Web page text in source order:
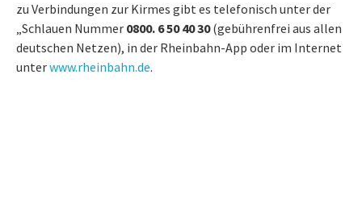
zu Verbindungen zur Kirmes gibt es telefonisch unter der
„Schlauen Nummer 0800. 6 50 40 30(gebührenfrei aus allen
deutschen Netzen), in der Rheinbahn-App oder im Internet
unterwww.rheinbahn.de.